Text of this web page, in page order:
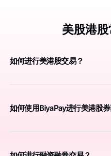
美股港
如何进行美港股交易？
如何使用BiyaPay进行美港股